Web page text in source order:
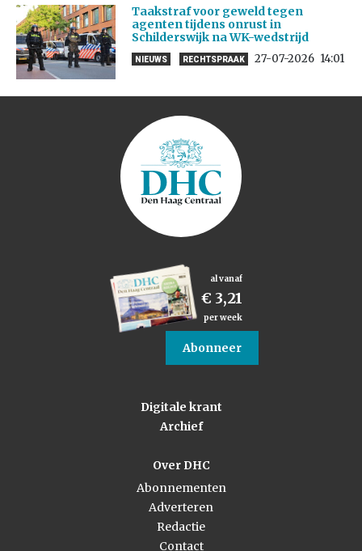
Taakstraf voor geweld tegen
agenten tijdens onrust in
Schilderswijk na WK-wedstrijd
NIEUWS RECHTSPRAAK 27-07-2026 14:01
al vanaf
€ 3,21
per week
Abonneer
Digitale krant
Archief
Over DHC
Abonnementen
Adverteren
Redactie
Contact